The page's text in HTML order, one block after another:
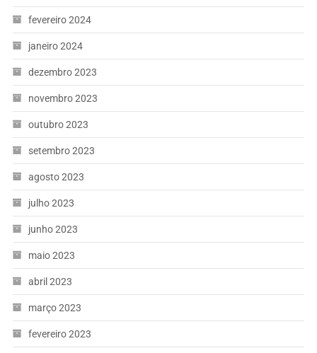
fevereiro 2024
janeiro 2024
dezembro 2023
novembro 2023
outubro 2023
setembro 2023
agosto 2023
julho 2023
junho 2023
maio 2023
abril 2023
março 2023
fevereiro 2023